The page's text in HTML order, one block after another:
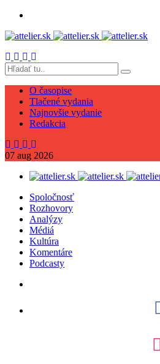
O časopise
Tlačené vydania
Najnovšie vydanie
Redakcia
07 aug 2026
Spoločnosť
Rozhovory
Analýzy
Médiá
Kultúra
Komentáre
Podcasty